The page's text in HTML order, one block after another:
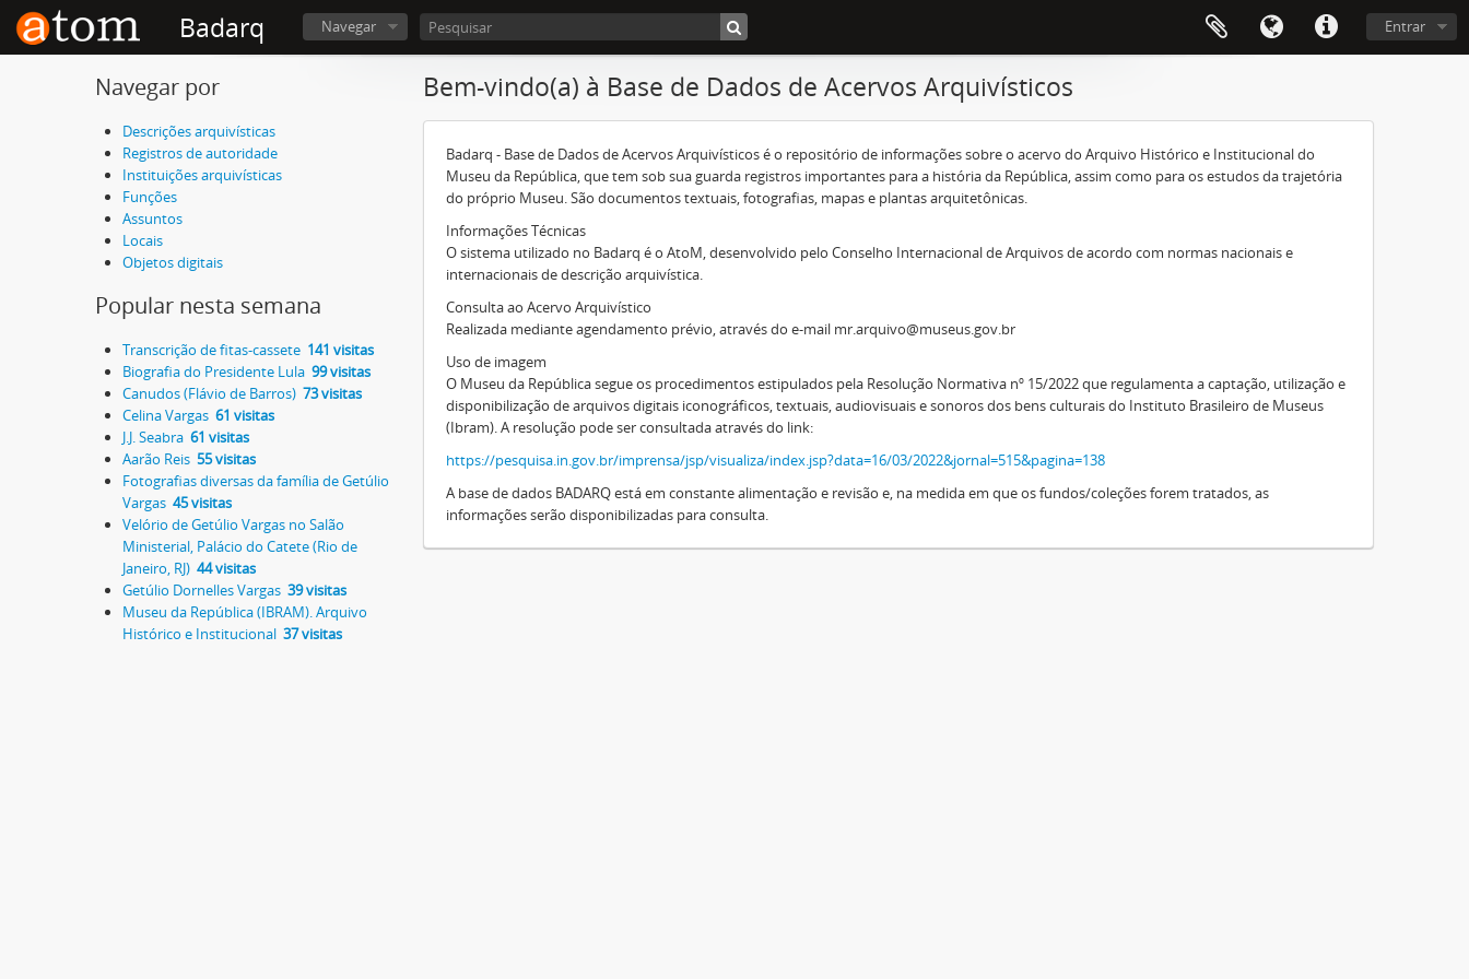
Badarq Navegar Entrar
Navegar por
Descrições arquivísticas
Registros de autoridade
Instituições arquivísticas
Funções
Assuntos
Locais
Objetos digitais
Popular nesta semana
Transcrição de fitas-cassete 141 visitas
Biografia do Presidente Lula 99 visitas
Canudos (Flávio de Barros) 73 visitas
Celina Vargas 61 visitas
J.J. Seabra 61 visitas
Aarão Reis 55 visitas
Fotografias diversas da família de Getúlio
Vargas 45 visitas
Velório de Getúlio Vargas no Salão
Ministerial, Palácio do Catete (Rio de
Janeiro, RJ) 44 visitas
Getúlio Dornelles Vargas 39 visitas
Museu da República (IBRAM). Arquivo
Histórico e Institucional 37 visitas
Bem-vindo(a) à Base de Dados de Acervos Arquivísticos
Badarq - Base de Dados de Acervos Arquivísticos é o repositório de informações sobre o acervo do Arquivo Histórico e Institucional do
Museu da República, que tem sob sua guarda registros importantes para a história da República, assim como para os estudos da trajetória
do próprio Museu. São documentos textuais, fotografias, mapas e plantas arquitetônicas.
Informações Técnicas
O sistema utilizado no Badarq é o AtoM, desenvolvido pelo Conselho Internacional de Arquivos de acordo com normas nacionais e
internacionais de descrição arquivística.
Consulta ao Acervo Arquivístico
Realizada mediante agendamento prévio, através do e-mail mr.arquivo@museus.gov.br
Uso de imagem
O Museu da República segue os procedimentos estipulados pela Resolução Normativa nº 15/2022 que regulamenta a captação, utilização e
disponibilização de arquivos digitais iconográficos, textuais, audiovisuais e sonoros dos bens culturais do Instituto Brasileiro de Museus
(Ibram). A resolução pode ser consultada através do link:
https://pesquisa.in.gov.br/imprensa/jsp/visualiza/index.jsp?data=16/03/2022&jornal=515&pagina=138
A base de dados BADARQ está em constante alimentação e revisão e, na medida em que os fundos/coleções forem tratados, as
informações serão disponibilizadas para consulta.